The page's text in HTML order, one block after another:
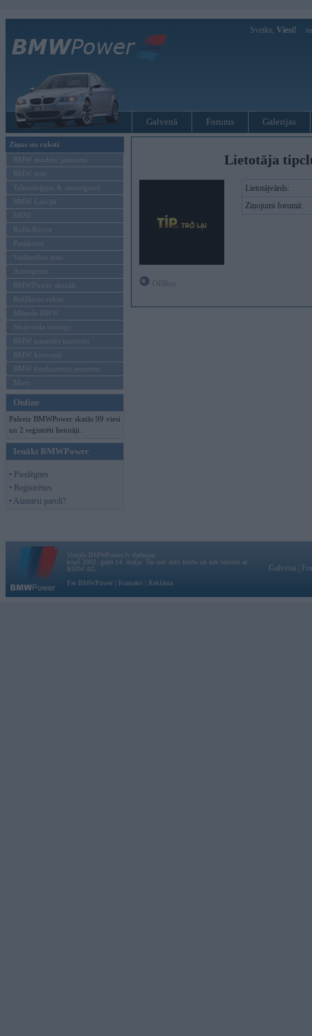
Sveiks, Viesi!
Galvenā Forums Galerijas
Ziņas un raksti
BMW modeļu jaunumi
BMW testi
Tehnoloģijas & sasniegumi
BMW Latvijā
MINI
Rolls-Royce
Pasākumi
Vadāmības tests
Autosports
BMWPower aktuāli
Reklāmas raksti
Mēneša BMW
Sērijveida tūnings
BMW pasaules jaunumi
BMW koncepti
BMW konkurentu jaunumi
Moto
Online
Pašreiz BMWPower skatās 99 viesi
un 2 reģistrēti lietotāji.
Ienākt BMWPower
• Pieslēgties
• Reģistrēties
• Aizmirsi paroli?
Lietotāja
Lietotājvārds:
Ziņojumi forumā:
Vortāls BMWPower.lv darbojas
kopš 2002. gada 14. maija. Tas nav auto klubs un nav saistīts ar
BMW AG.
Par BMWPower
Kontakti Reklāma
Galvena